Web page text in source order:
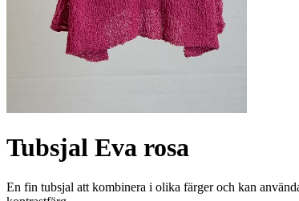
Tubsjal Eva rosa
En fin tubsjal att kombinera i olika färger och kan